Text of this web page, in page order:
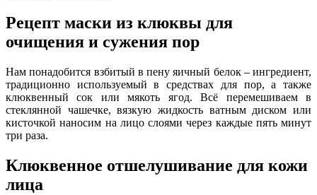
Рецепт маски из клюквы для
очищения и сужения пор
Нам понадобится взбитый в пену яичный белок – ингредиент,
традиционно используемый в средствах для пор, а также
клюквенный сок или мякоть ягод. Всё перемешиваем в
стеклянной чашечке, вязкую жидкость ватным диском или
кисточкой наносим на лицо слоями через каждые пять минут
три раза.
Клюквенное отшелушивание для кожи
лица